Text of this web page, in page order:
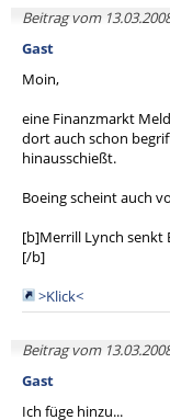
Beitrag vom
Gast
Moin,
eine Finanzmarkt
dort auch schon
hinausschießt.
Boeing scheint auch
[b]Merrill Lynch senkt
[/b]
>Klick<
Beitrag vom
Gast
Ich füge hinzu...